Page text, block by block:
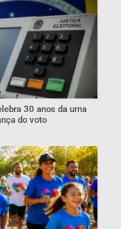
30 anos da urna
do voto